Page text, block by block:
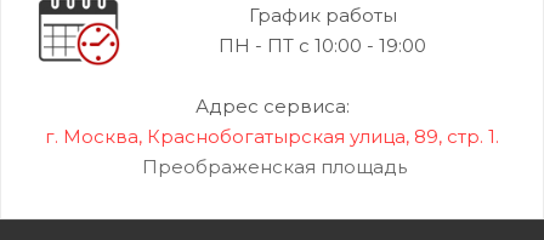
График работы
ПН - ПТ с 10:00 - 19:00
Адрес сервиса:
г. Москва, Краснобогатырская улица, 89, стр. 1.
Преображенская площадь